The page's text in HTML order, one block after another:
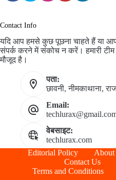
Contact Info
यदि आप हमसे कुछ पूछना चाहते हैं या
संपर्क करने में संकोच न करें। हमारी
मौजूद है।
पता:
छावनी, नीमकाथाना,
Email:
वेबसाइट:
techlurax.com
Editorial Policy
About
Contact Us
Terms and Conditions